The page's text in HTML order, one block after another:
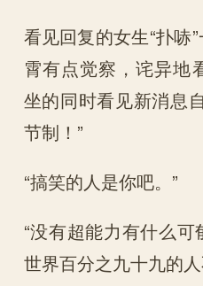
看见回复的女生“扑哧
霄有点觉察，诧异地
坐的同时看见新消息
节制！”
“搞笑的人是你吧。”
“没有超能力有什么
世界百分之九十九的